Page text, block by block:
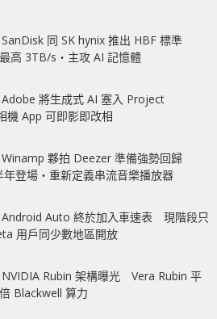
同 SK hynix 推出 HBF 標準
高 3TB/s‧主攻 AI 記憶體
將生成式 AI 塞入 Project
App 可即影即改相
夥拍 Deezer 準備強勢回歸
年登場‧重新定義串流音樂播放器
Android Auto 終於加入車速表 現階段只
用戶同少數地區開放
Rubin 架構曝光 Vera Rubin 平
Blackwell 算力